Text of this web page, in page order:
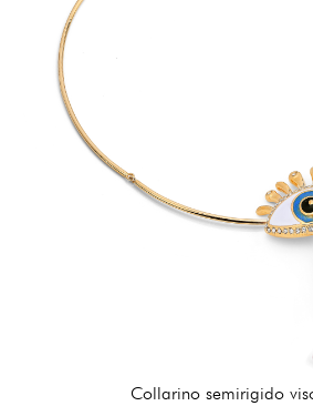
Collarino semirigido